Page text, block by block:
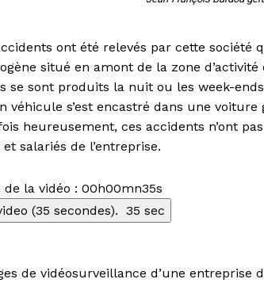
ont été relevés par cette
situé en amont de la zone
se sont produits la nuit ou les week-
véhicule s’est encastré dans une
heureusement, ces accidents n’ont
salariés de l’entreprise.
de la vidéo : 00h00mn35s
(35 secondes). 35 sec
de vidéosurveillance d’une